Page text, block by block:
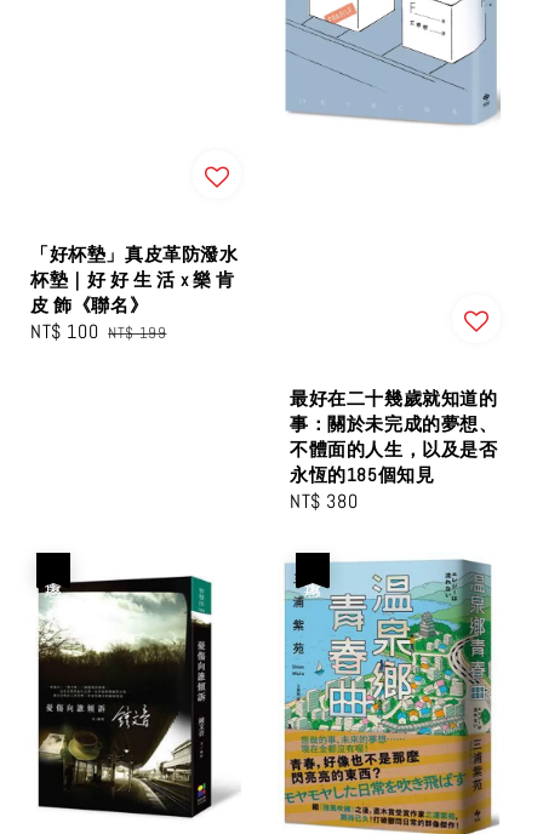
「好杯墊」真皮革防潑水
杯墊｜好 好 生 活 x 樂 肯
皮 飾《聯名》
Sale
NT$ 100 Regular
NT$ 199
最好在二十幾歲就知道的
事：關於未完成的夢想、
不體面的人生，以及是否
永恆的185個知見
Regular
NT$ 380